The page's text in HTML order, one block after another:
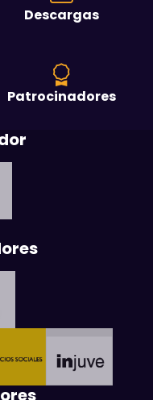
Descargas
Patrocinadores